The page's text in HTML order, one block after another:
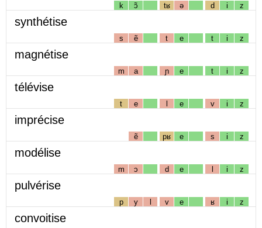
k ɔ̃ tʁ ə d i z
synthétise
s ẽ t e t i z
magnétise
m a ɲ e t i z
télévise
t e l e v i z
imprécise
ẽ pʁ e s i z
modélise
m ɔ d e l i z
pulvérise
p y l v e ʁ i z
convoitise